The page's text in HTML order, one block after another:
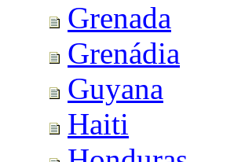
Grenada
Grenádia
Guyana
Haiti